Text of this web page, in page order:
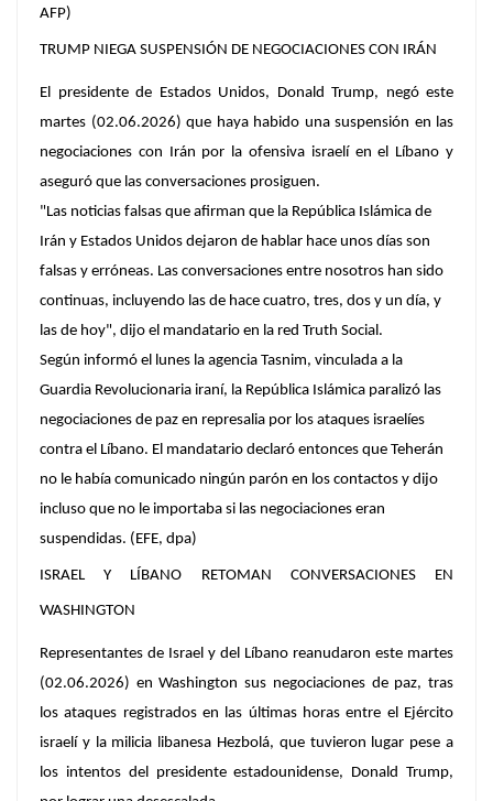
AFP)
TRUMP NIEGA SUSPENSIÓN DE NEGOCIACIONES CON IRÁN
El presidente de Estados Unidos, Donald Trump, negó este
martes (02.06.2026) que haya habido una suspensión en las
negociaciones con Irán por la ofensiva israelí en el Líbano y
aseguró que las conversaciones prosiguen.
"Las noticias falsas que afirman que la República Islámica de
Irán y Estados Unidos dejaron de hablar hace unos días son
falsas y erróneas. Las conversaciones entre nosotros han sido
continuas, incluyendo las de hace cuatro, tres, dos y un día, y
las de hoy", dijo el mandatario en la red Truth Social.
Según informó el lunes la agencia Tasnim, vinculada a la
Guardia Revolucionaria iraní, la República Islámica paralizó las
negociaciones de paz en represalia por los ataques israelíes
contra el Líbano. El mandatario declaró entonces que Teherán
no le había comunicado ningún parón en los contactos y dijo
incluso que no le importaba si las negociaciones eran
suspendidas. (EFE, dpa)
ISRAEL Y LÍBANO RETOMAN CONVERSACIONES EN
WASHINGTON
Representantes de Israel y del Líbano reanudaron este martes
(02.06.2026) en Washington sus negociaciones de paz, tras
los ataques registrados en las últimas horas entre el Ejército
israelí y la milicia libanesa Hezbolá, que tuvieron lugar pese a
los intentos del presidente estadounidense, Donald Trump,